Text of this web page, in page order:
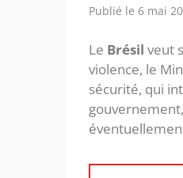
Publié le 6 mai
Le Brésil veut
violence, le
sécurité, qui